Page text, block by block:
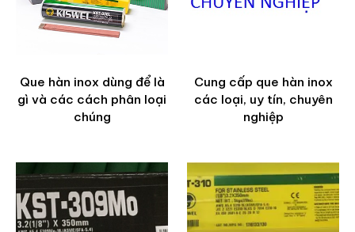
Que hàn inox dùng để là
gì và các cách phân loại
chúng
Cung cấp que hàn inox
các loại, uy tín, chuyên
nghiệp